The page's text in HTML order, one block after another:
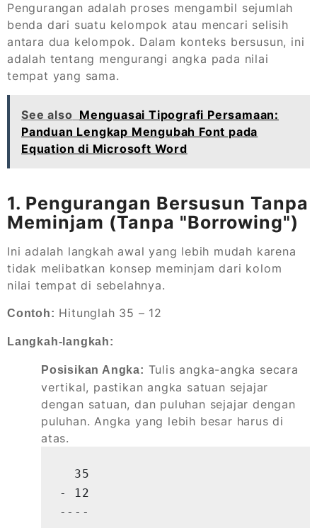
Pengurangan adalah proses mengambil sejumlah
benda dari suatu kelompok atau mencari selisih
antara dua kelompok. Dalam konteks bersusun, ini
adalah tentang mengurangi angka pada nilai
tempat yang sama.
See also Menguasai Tipografi Persamaan:
Panduan Lengkap Mengubah Font pada
Equation di Microsoft Word
1. Pengurangan Bersusun Tanpa
Meminjam (Tanpa "Borrowing")
Ini adalah langkah awal yang lebih mudah karena
tidak melibatkan konsep meminjam dari kolom
nilai tempat di sebelahnya.
Contoh: Hitunglah 35 – 12
Langkah-langkah:
Posisikan Angka: Tulis angka-angka secara
vertikal, pastikan angka satuan sejajar
dengan satuan, dan puluhan sejajar dengan
puluhan. Angka yang lebih besar harus di
atas.
  35
- 12
----